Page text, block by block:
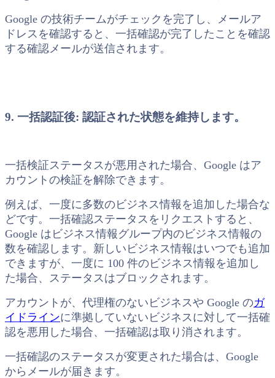
Google の技術チームがチェックを完了し、メールア
ドレスを確認すると、一括確認が完了したことを確認
する確認メールが送信されます。
9. 一括認証後: 認証された状態を維持します。
一括検証ステータスが悪用された場合、Google はア
カウントの検証を解除できます。
例えば、一度に多数のビジネス情報を追加した場合な
どです。一括確認ステータスをリクエストすると、
Google はビジネス情報グループ内のビジネス情報の
数を確認します。新しいビジネス情報はいつでも追加
できますが、一度に 100 件のビジネス情報を追加し
た場合、ステータスはブロックされます。
アカウントが、代理権のないビジネスや Google のガ
イドラインに準拠していないビジネスに対して一括確
認を悪用した場合、一括確認は取り消されます。
一括確認のステータスが変更された場合は、Google
からメールが届きます。